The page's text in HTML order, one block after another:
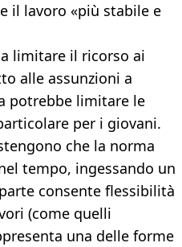
il lavoro «più stabile e
limitare il ricorso ai
alle assunzioni a
potrebbe limitare le
per i giovani.
che la norma
tempo, ingessando un
consente flessibilità
(come quelli
una delle forme